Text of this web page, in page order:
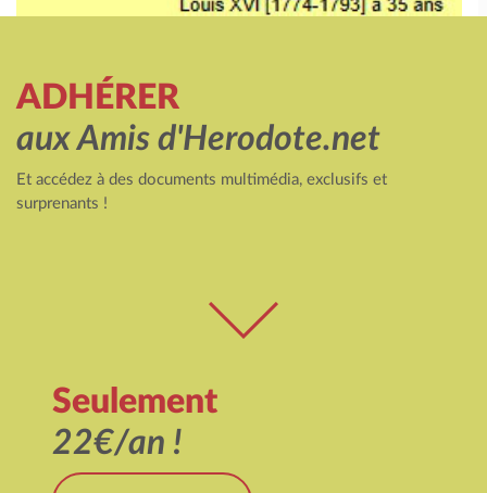
ADHÉRER
aux Amis d'Herodote.net
Et accédez à des documents multimédia, exclusifs et
surprenants !
Seulement
22€/an !